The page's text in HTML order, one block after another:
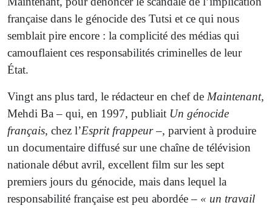
française dans le génocide des Tutsi et ce qui nous
semblait pire encore : la complicité des médias qui
camouflaient ces responsabilités criminelles de leur
État.
Vingt ans plus tard, le rédacteur en chef de Maintenant,
Mehdi Ba – qui, en 1997, publiait Un génocide
français, chez l’Esprit frappeur–, parvient à produire
un documentaire diffusé sur une chaîne de télévision
nationale début avril, excellent film sur les sept
premiers jours du génocide, mais dans lequel la
responsabilité française est peu abordée – « un travail